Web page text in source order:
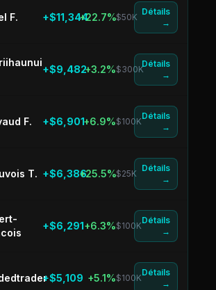
F. +$11,344+22.7%$50K
Détails
→
+$9,482+3.2%$300K
Détails
→
F. +$6,901+6.9%$100K
Détails
→
T. +$6,386+25.5%$25K
Détails
→
+$6,291+6.3%$100K
Détails
→
+$5,109 +5.1%$100K
Détails
→